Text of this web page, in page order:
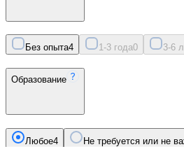
Без опыта4 1-3 года0 3-6
Образование
Любое4 Не требуется или не